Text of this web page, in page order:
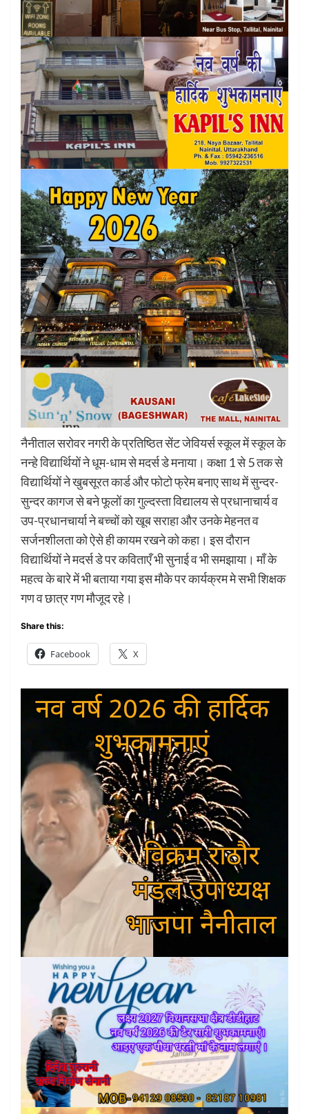
नैनीताल सरोवर नगरी के प्रतिष्ठित सेंट जेवियर्स स्कूल में स्कूल के
नन्हे विद्यार्थियों ने धूम-धाम से मदर्स डे मनाया। कक्षा 1 से 5 तक से
विद्यार्थियों ने खुबसूरत कार्ड और फोटो फ्रेम बनाए साथ में सुन्दर-
सुन्दर कागज से बने फूलों का गुल्दस्ता विद्यालय से प्रधानाचार्य व
उप-प्रधानचार्या ने बच्चों को खूब सराहा और उनके मेहनत व
सर्जनशीलता को ऐसे ही कायम रखने को कहा। इस दौरान
विद्यार्थियों ने मदर्स डे पर कविताएँ भी सुनाई व भी समझाया। माँ के
महत्व के बारे में भी बताया गया इस मौके पर कार्यक्रम मे सभी शिक्षक
गण व छात्र गण मौजूद रहे।
Share this:
Facebook X